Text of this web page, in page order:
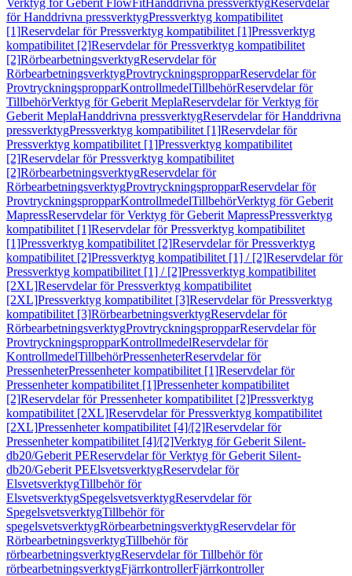
Verktyg för Geberit FlowFitHanddrivna pressverktygReservdelar
för Handdrivna pressverktygPressverktyg kompatibilitet
[1]Reservdelar för Pressverktyg kompatibilitet [1]Pressverktyg
kompatibilitet [2]Reservdelar för Pressverktyg kompatibilitet
[2]RörbearbetningsverktygReservdelar för
RörbearbetningsverktygProvtryckningspropparReservdelar för
ProvtryckningspropparKontrollmedelTillbehörReservdelar för
TillbehörVerktyg för Geberit MeplaReservdelar för Verktyg för
Geberit MeplaHanddrivna pressverktygReservdelar för Handdrivna
pressverktygPressverktyg kompatibilitet [1]Reservdelar för
Pressverktyg kompatibilitet [1]Pressverktyg kompatibilitet
[2]Reservdelar för Pressverktyg kompatibilitet
[2]RörbearbetningsverktygReservdelar för
RörbearbetningsverktygProvtryckningspropparReservdelar för
ProvtryckningspropparKontrollmedelTillbehörVerktyg för Geberit
MapressReservdelar för Verktyg för Geberit MapressPressverktyg
kompatibilitet [1]Reservdelar för Pressverktyg kompatibilitet
[1]Pressverktyg kompatibilitet [2]Reservdelar för Pressverktyg
kompatibilitet [2]Pressverktyg kompatibilitet [1] / [2]Reservdelar för
Pressverktyg kompatibilitet [1] / [2]Pressverktyg kompatibilitet
[2XL]Reservdelar för Pressverktyg kompatibilitet
[2XL]Pressverktyg kompatibilitet [3]Reservdelar för Pressverktyg
kompatibilitet [3]RörbearbetningsverktygReservdelar för
RörbearbetningsverktygProvtryckningspropparReservdelar för
ProvtryckningspropparKontrollmedelReservdelar för
KontrollmedelTillbehörPressenheterReservdelar för
PressenheterPressenheter kompatibilitet [1]Reservdelar för
Pressenheter kompatibilitet [1]Pressenheter kompatibilitet
[2]Reservdelar för Pressenheter kompatibilitet [2]Pressverktyg
kompatibilitet [2XL]Reservdelar för Pressverktyg kompatibilitet
[2XL]Pressenheter kompatibilitet [4]/[2]Reservdelar för
Pressenheter kompatibilitet [4]/[2]Verktyg för Geberit Silent-
db20/Geberit PEReservdelar för Verktyg för Geberit Silent-
db20/Geberit PEElsvetsverktygReservdelar för
ElsvetsverktygTillbehör för
ElsvetsverktygSpegelsvetsverktygReservdelar för
SpegelsvetsverktygTillbehör för
spegelsvetsverktygRörbearbetningsverktygReservdelar för
RörbearbetningsverktygTillbehör för
rörbearbetningsverktygReservdelar för Tillbehör för
rörbearbetningsverktygFjärrkontrollerFjärrkontroller